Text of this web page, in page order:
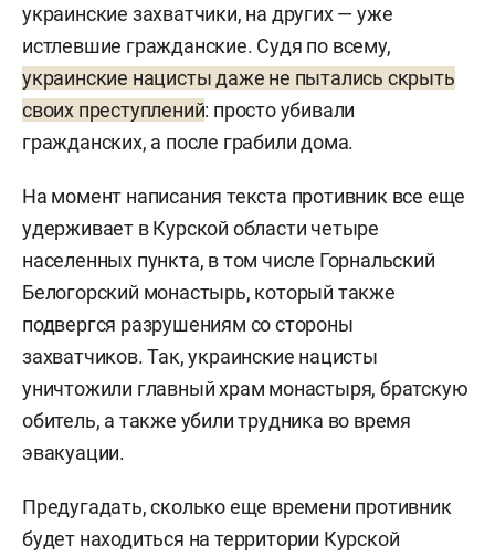
украинские захватчики, на других — уже
истлевшие гражданские. Судя по всему,
украинские нацисты даже не пытались скрыть
своих преступлений: просто убивали
гражданских, а после грабили дома.
На момент написания текста противник все еще
удерживает в Курской области четыре
населенных пункта, в том числе Горнальский
Белогорский монастырь, который также
подвергся разрушениям со стороны
захватчиков. Так, украинские нацисты
уничтожили главный храм монастыря, братскую
обитель, а также убили трудника во время
эвакуации.
Предугадать, сколько еще времени противник
будет находиться на территории Курской